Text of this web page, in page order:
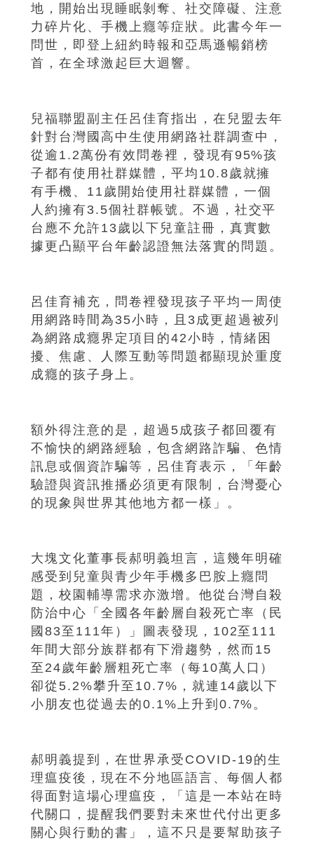
地，開始出現睡眠剝奪、社交障礙、注意
力碎片化、手機上癮等症狀。此書今年一
問世，即登上紐約時報和亞馬遜暢銷榜
首，在全球激起巨大迴響。
兒福聯盟副主任呂佳育指出，在兒盟去年
針對台灣國高中生使用網路社群調查中，
從逾1.2萬份有效問卷裡，發現有95%孩
子都有使用社群媒體，平均10.8歲就擁
有手機、11歲開始使用社群媒體，一個
人約擁有3.5個社群帳號。不過，社交平
台應不允許13歲以下兒童註冊，真實數
據更凸顯平台年齡認證無法落實的問題。
呂佳育補充，問卷裡發現孩子平均一周使
用網路時間為35小時，且3成更超過被列
為網路成癮界定項目的42小時，情緒困
擾、焦慮、人際互動等問題都顯現於重度
成癮的孩子身上。
額外得注意的是，超過5成孩子都回覆有
不愉快的網路經驗，包含網路詐騙、色情
訊息或個資詐騙等，呂佳育表示，「年齡
驗證與資訊推播必須更有限制，台灣憂心
的現象與世界其他地方都一樣」。
大塊文化董事長郝明義坦言，這幾年明確
感受到兒童與青少年手機多巴胺上癮問
題，校園輔導需求亦激增。他從台灣自殺
防治中心「全國各年齡層自殺死亡率（民
國83至111年）」圖表發現，102至111
年間大部分族群都有下滑趨勢，然而15
至24歲年齡層粗死亡率（每10萬人口）
卻從5.2%攀升至10.7%，就連14歲以下
小朋友也從過去的0.1%上升到0.7%。
郝明義提到，在世界承受COVID-19的生
理瘟疫後，現在不分地區語言、每個人都
得面對這場心理瘟疫，「這是一本站在時
代關口，提醒我們要對未來世代付出更多
關心與行動的書」，這不只是要幫助孩子